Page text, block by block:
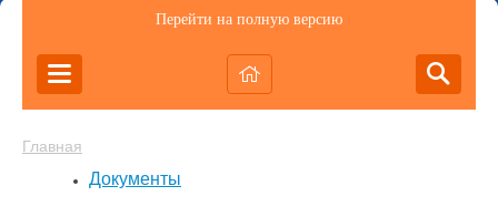
Перейти на полную версию
Главная
Документы